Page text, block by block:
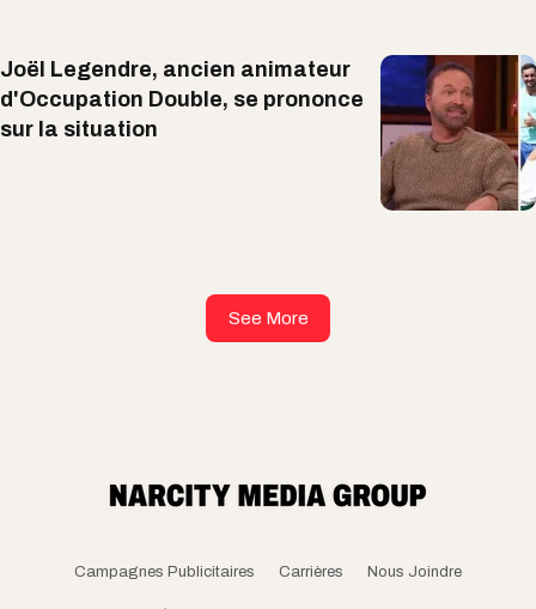
Joël Legendre, ancien animateur
d'Occupation Double, se prononce
sur la situation
See More
Campagnes Publicitaires Carrières Nous Joindre